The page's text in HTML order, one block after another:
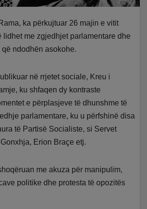
ka përkujtuar 26 majin e vitit
lidhet me zgjedhjet parlamentare dhe
ndodhën asokohe.
në rrjetet sociale, Kreu i
ku shfaqen dy kontraste
e përplasjeve të dhunshme të
parlamentare, ku u përfshinë disa
të Partisë Socialiste, si Servet
Erion Braçe etj.
me akuza për manipulim,
politike dhe protesta të opozitës